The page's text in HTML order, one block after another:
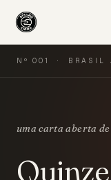
Nº 001 · BRASIL
uma carta aberta de